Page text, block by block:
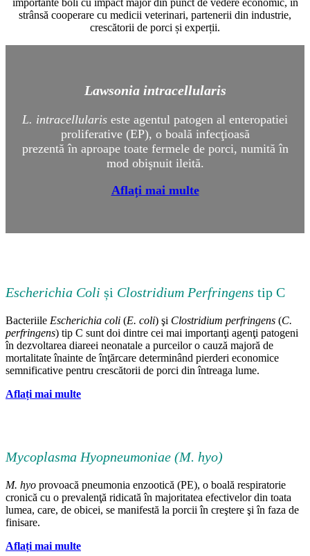
importante boli cu impact major din punct de vedere economic, în
strânsă cooperare cu medicii veterinari, partenerii din industrie,
crescătorii de porci și experții.
Lawsonia intracellularis
L. intracellularis este agentul patogen al enteropatiei
proliferative (EP), o boală infecţioasă
prezentă în aproape toate fermele de porci, numită în
mod obişnuit ileită.
Aflați mai multe
Escherichia Coli și Clostridium Perfringens tip C
Bacteriile Escherichia coli (E. coli) şi Clostridium perfringens (C.
perfringens) tip C sunt doi dintre cei mai importanţi agenţi patogeni
în dezvoltarea diareei neonatale a purceilor o cauză majoră de
mortalitate înainte de înţărcare determinând pierderi economice
semnificative pentru crescătorii de porci din întreaga lume.
Aflați mai multe
Mycoplasma Hyopneumoniae (M. hyo)
M. hyo provoacă pneumonia enzootică (PE), o boală respiratorie
cronică cu o prevalenţă ridicată în majoritatea efectivelor din toata
lumea, care, de obicei, se manifestă la porcii în creştere şi în faza de
finisare.
Aflați mai multe